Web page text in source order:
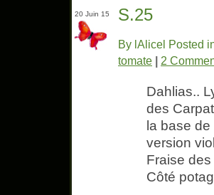
20 Juin 15 S.25
By lAlicel Posted
tomate | 2
Dahlias..
des
la base de
version
Fraise
Côté